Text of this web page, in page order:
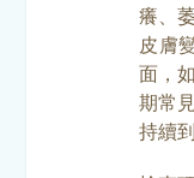
癢、
皮膚
面，
期常
持續